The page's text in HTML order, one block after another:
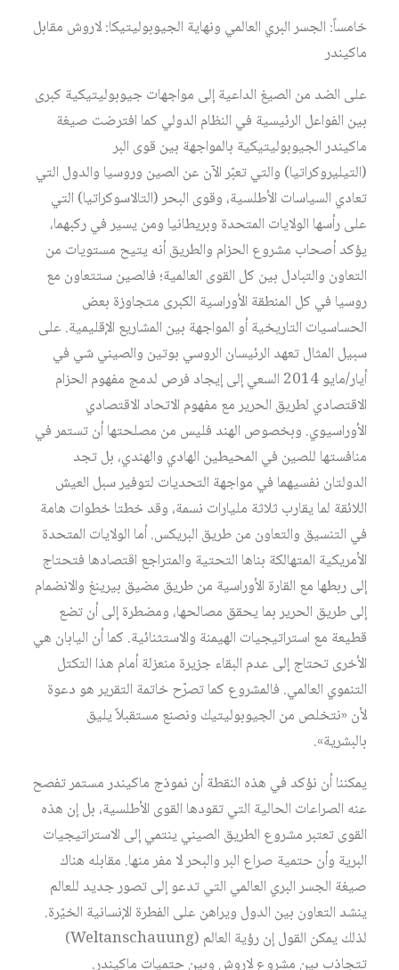
خامساً: الجسر البري العالمي ونهاية الجيوبوليتيكا: لاروش مقابل
ماكيندر
على الضد من الصيغ الداعية إلى مواجهات جيوبوليتيكية كبرى
بين الفواعل الرئيسية في النظام الدولي كما افترضت صيغة
ماكيندر الجيوبوليتيكية بالمواجهة بين قوى البر
(التيليروكراتيا) والتي تعبّر الآن عن الصين وروسيا والدول التي
تعادي السياسات الأطلسية، وقوى البحر (التالاسوكراتيا) التي
على رأسها الولايات المتحدة وبريطانيا ومن يسير في ركبهما،
يؤكد أصحاب مشروع الحزام والطريق أنه يتيح مستويات من
التعاون والتبادل بين كل القوى العالمية؛ فالصين ستتعاون مع
روسيا في كل المنطقة الأوراسية الكبرى متجاوزة بعض
الحساسيات التاريخية أو المواجهة بين المشاريع الإقليمية. على
سبيل المثال تعهد الرئيسان الروسي بوتين والصيني شي في
أيار/مايو 2014 السعي إلى إيجاد فرص لدمج مفهوم الحزام
الاقتصادي لطريق الحرير مع مفهوم الاتحاد الاقتصادي
الأوراسيوي. وبخصوص الهند فليس من مصلحتها أن تستمر في
منافستها للصين في المحيطين الهادي والهندي، بل تجد
الدولتان نفسيهما في مواجهة التحديات لتوفير سبل العيش
اللائقة لما يقارب ثلاثة مليارات نسمة، وقد خطتا خطوات هامة
في التنسيق والتعاون من طريق البريكس. أما الولايات المتحدة
الأمريكية المتهالكة بناها التحتية والمتراجع اقتصادها فتحتاج
إلى ربطها مع القارة الأوراسية من طريق مضيق بيرينغ والانضمام
إلى طريق الحرير بما يحقق مصالحها، ومضطرة إلى أن تضع
قطيعة مع استراتيجيات الهيمنة والاستثنائية. كما أن اليابان هي
الأخرى تحتاج إلى عدم البقاء جزيرة منعزلة أمام هذا التكتل
التنموي العالمي. فالمشروع كما تصرّح خاتمة التقرير هو دعوة
لأن «نتخلص من الجيوبوليتيك ونصنع مستقبلاً يليق
بالبشرية».
يمكننا أن نؤكد في هذه النقطة أن نموذج ماكيندر مستمر تفصح
عنه الصراعات الحالية التي تقودها القوى الأطلسية، بل إن هذه
القوى تعتبر مشروع الطريق الصيني ينتمي إلى الاستراتيجيات
البرية وأن حتمية صراع البر والبحر لا مفر منها. مقابله هناك
صيغة الجسر البري العالمي التي تدعو إلى تصور جديد للعالم
ينشد التعاون بين الدول ويراهن على الفطرة الإنسانية الخيّرة.
لذلك يمكن القول إن رؤية العالم (Weltanschauung)